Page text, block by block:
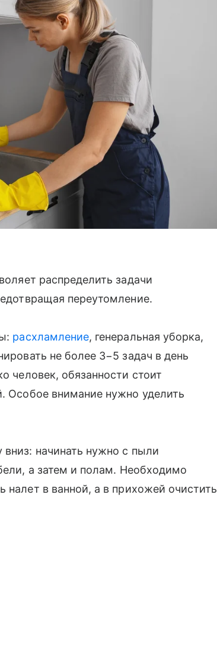
распределить задачи
переутомление.
расхламление, генеральная уборка,
не более 3−5 задач в день
человек, обязанности стоит
Особое внимание нужно уделить
начинать нужно с пыли
а затем и полам. Необходимо
в ванной, а в прихожей очистить